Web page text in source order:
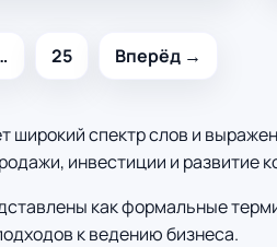
25 Вперёд →
широкий спектр слов и
инвестиции и развитие
как формальные
к ведению бизнеса.